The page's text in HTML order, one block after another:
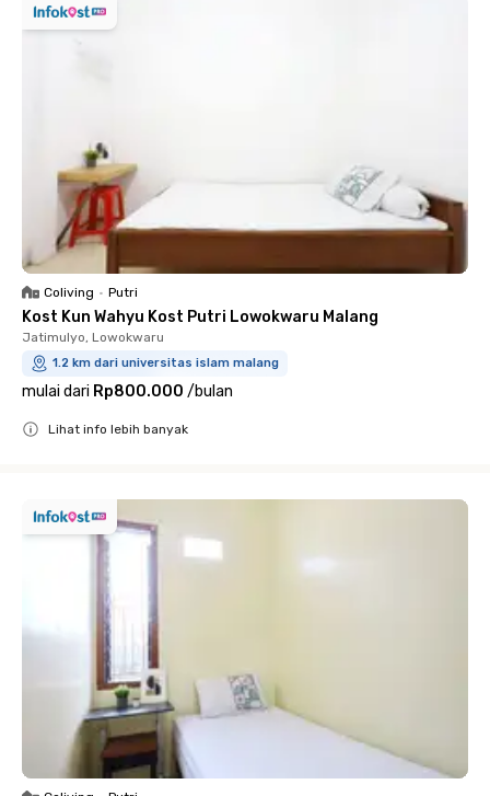
Coliving • Putri
Kost Kun Wahyu Kost Putri Lowokwaru Malang
Jatimulyo, Lowokwaru
1.2 km dari universitas islam malang
mulai dari Rp800.000 /bulan
Lihat info lebih banyak